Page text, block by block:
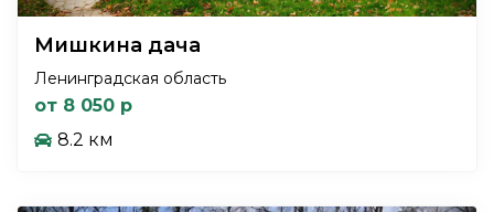
Мишкина дача
Ленинградская область
от 8 050 р
8.2 км